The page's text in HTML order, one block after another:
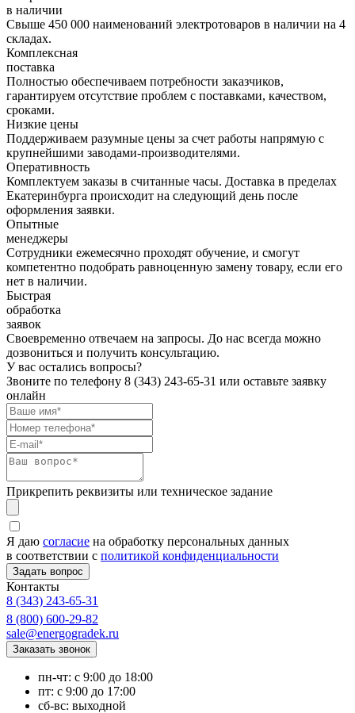
в наличии
Свыше 450 000 наименований электротоваров в наличии на 4
складах.
Комплексная
поставка
Полностью обеспечиваем потребности заказчиков,
гарантируем отсутствие проблем с поставками, качеством,
сроками.
Низкие цены
Поддерживаем разумные цены за счет работы напрямую с
крупнейшими заводами-производителями.
Оперативность
Комплектуем заказы в считанные часы. Доставка в пределах
Екатеринбурга происходит на следующий день после
оформления заявки.
Опытные
менеджеры
Сотрудники ежемесячно проходят обучение, и смогут
компетентно подобрать равноценную замену товару, если его
нет в наличии.
Быстрая
обработка
заявок
Своевременно отвечаем на запросы. До нас всегда можно
дозвониться и получить консультацию.
У вас остались вопросы?
Звоните по телефону 8 (343) 243-65-31 или оставьте заявку
онлайн
Прикрепить реквизиты или техническое задание
Я даю согласие на обработку персональных данных
в соответствии с политикой конфиденциальности
Контакты
8 (343) 243-65-31
8 (800) 600-29-82
sale@energogradek.ru
пн-чт: с 9:00 до 18:00
пт: с 9:00 до 17:00
сб-вс: выходной